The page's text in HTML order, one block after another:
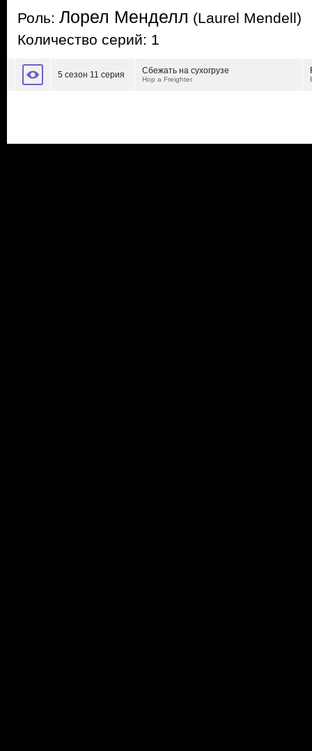
Роль: Лорел Менделл (Laurel Mendell)
Количество серий: 1
5 сезон 11 серия Сбежать на сухогрузе
Hop a Freighter